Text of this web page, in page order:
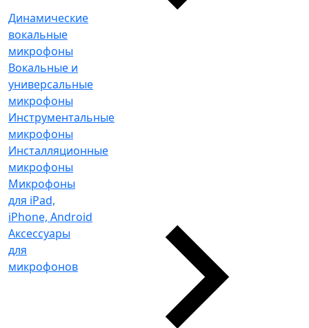
Динамические
вокальные
микрофоны
Вокальные и
универсальные
микрофоны
Инструментальные
микрофоны
Инсталляционные
микрофоны
Микрофоны
для iPad,
iPhone, Android
Аксессуары
для
микрофонов